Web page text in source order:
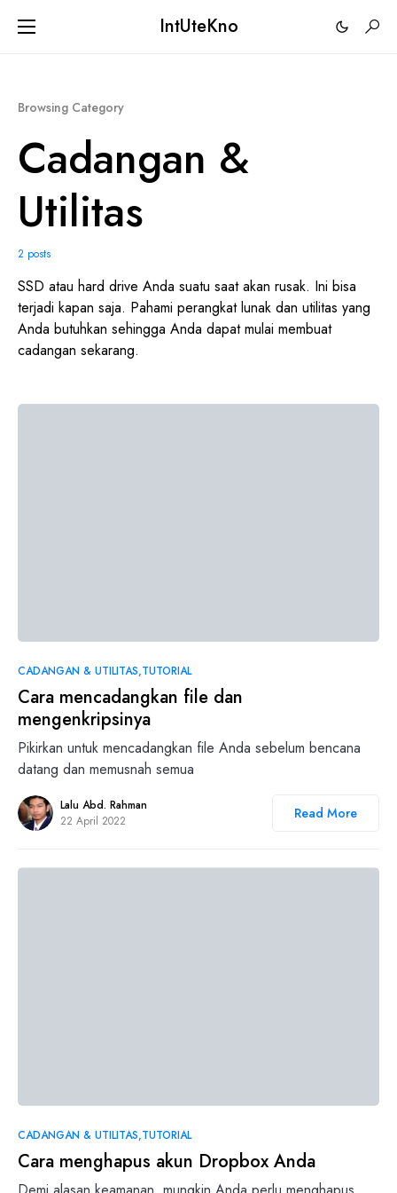
IntUteKno
Browsing Category
Cadangan &
Utilitas
2 posts
SSD atau hard drive Anda suatu saat akan rusak. Ini bisa
terjadi kapan saja. Pahami perangkat lunak dan utilitas yang
Anda butuhkan sehingga Anda dapat mulai membuat
cadangan sekarang.
CADANGAN & UTILITAS TUTORIAL
Cara mencadangkan file dan
mengenkripsinya
Pikirkan untuk mencadangkan file Anda sebelum bencana
datang dan memusnah semua
Lalu Abd. Rahman
22 April 2022
Read More
CADANGAN & UTILITAS TUTORIAL
Cara menghapus akun Dropbox Anda